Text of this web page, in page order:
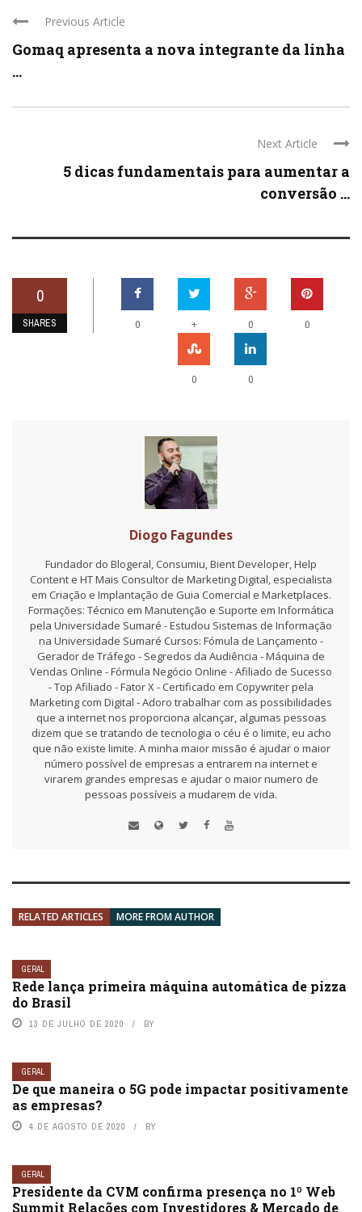
Previous Article
Gomaq apresenta a nova integrante da linha
...
Next Article
5 dicas fundamentais para aumentar a
conversão ...
0
SHARES 0 + 0 0
0 0
Diogo Fagundes
Fundador do Blogeral, Consumiu, Bient Developer, Help
Content e HT Mais Consultor de Marketing Digital, especialista
em Criação e Implantação de Guia Comercial e Marketplaces.
Formações: Técnico em Manutenção e Suporte em Informática
pela Universidade Sumaré - Estudou Sistemas de Informação
na Universidade Sumaré Cursos: Fómula de Lançamento -
Gerador de Tráfego - Segredos da Audiência - Máquina de
Vendas Online - Fórmula Negócio Online - Afiliado de Sucesso
- Top Afiliado - Fator X - Certificado em Copywriter pela
Marketing com Digital - Adoro trabalhar com as possibilidades
que a internet nos proporciona alcançar, algumas pessoas
dizem que se tratando de tecnologia o céu é o limite, eu acho
que não existe limite. A minha maior missão é ajudar o maior
número possível de empresas a entrarem na internet e
virarem grandes empresas e ajudar o maior numero de
pessoas possíveis a mudarem de vida.
RELATED ARTICLES MORE FROM AUTHOR
GERAL
Rede lança primeira máquina automática de pizza
do Brasil
13 DE JULHO DE 2020 BY
GERAL
De que maneira o 5G pode impactar positivamente
as empresas?
4 DE AGOSTO DE 2020 BY
GERAL
Presidente da CVM confirma presença no 1º Web
Summit Relações com Investidores & Mercado de